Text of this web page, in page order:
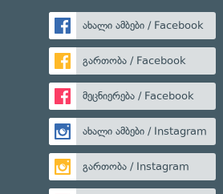
ახალი ამბები / Facebook
გართობა / Facebook
მეცნიერება / Facebook
ახალი ამბები / Instagram
გართობა / Instagram